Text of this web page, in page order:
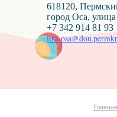
Пермский край,
Оса, улица
914 81 93
lira-
Главная